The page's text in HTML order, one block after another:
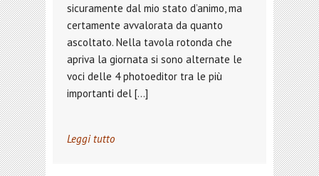
sicuramente dal mio stato d’animo, ma
certamente avvalorata da quanto
ascoltato. Nella tavola rotonda che
apriva la giornata si sono alternate le
voci delle 4 photoeditor tra le più
importanti del […]
Leggi tutto